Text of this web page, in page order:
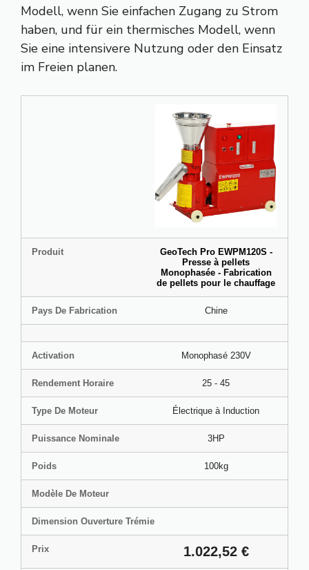
Modell, wenn Sie einfachen Zugang zu Strom
haben, und für ein thermisches Modell, wenn
Sie eine intensivere Nutzung oder den Einsatz
im Freien planen.
Produit
GeoTech Pro EWPM120S -
Presse à pellets
Monophasée - Fabrication
de pellets pour le chauffage
Pays De Fabrication Chine
Activation Monophasé 230V
Rendement Horaire 25 - 45
Type De Moteur Électrique à Induction
Puissance Nominale 3HP
Poids 100kg
Modèle De Moteur
Dimension Ouverture Trémie
Prix 1.022,52 €